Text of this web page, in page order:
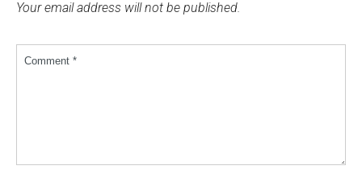
Your email address will not be published.
Comment *